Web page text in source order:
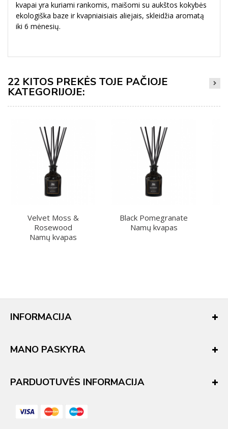
kvapai yra kuriami rankomis, maišomi su aukštos kokybės
ekologiška baze ir kvapniaisiais aliejais, skleidžia aromatą
iki 6 mėnesių.
22 KITOS PREKĖS TOJE PAČIOJE
KATEGORIJOJE:
Velvet Moss &
Rosewood
Namų kvapas
Black Pomegranate
Namų kvapas
INFORMACIJA
MANO PASKYRA
PARDUOTUVĖS INFORMACIJA